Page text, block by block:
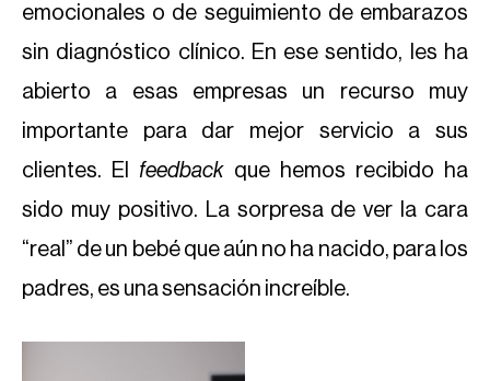
emocionales o de seguimiento de embarazos
sin diagnóstico clínico. En ese sentido, les ha
abierto a esas empresas un recurso muy
importante para dar mejor servicio a sus
clientes. El feedback que hemos recibido ha
sido muy positivo. La sorpresa de ver la cara
“real” de un bebé que aún no ha nacido, para los
padres, es una sensación increíble.